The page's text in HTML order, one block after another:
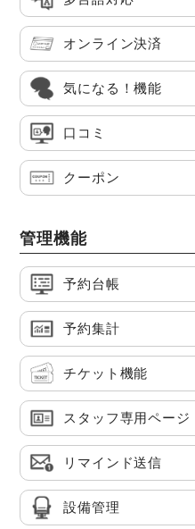
オンライン決済
気になる！機能
口コミ
クーポン
管理機能
予約台帳
予約集計
チケット機能
スタッフ専用ページ
リマインド送信
設備管理